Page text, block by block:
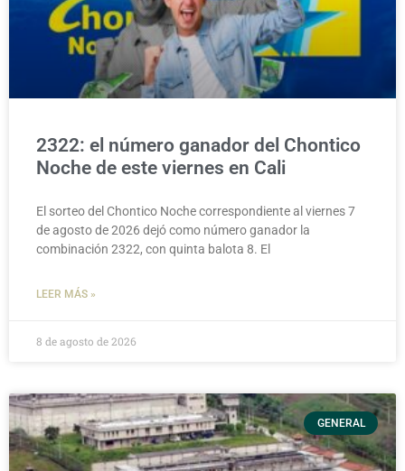
2322: el número ganador del Chontico
Noche de este viernes en Cali
El sorteo del Chontico Noche correspondiente al viernes 7
de agosto de 2026 dejó como número ganador la
combinación 2322, con quinta balota 8. El
LEER MÁS »
8 de agosto de 2026
GENERAL